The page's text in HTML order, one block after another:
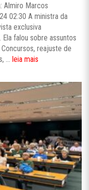
Almiro Marcos
02:30 A ministra da
exclusiva
falou sobre assuntos
reajuste de
... leia mais